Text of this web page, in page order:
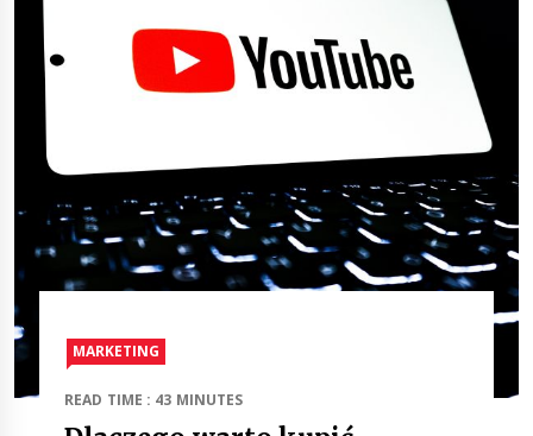
MARKETING
READ TIME : 43 MINUTES